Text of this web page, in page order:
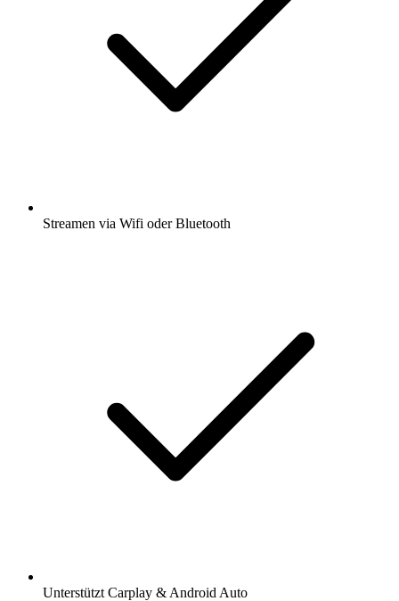
Streamen via Wifi oder Bluetooth
Unterstützt Carplay & Android Auto